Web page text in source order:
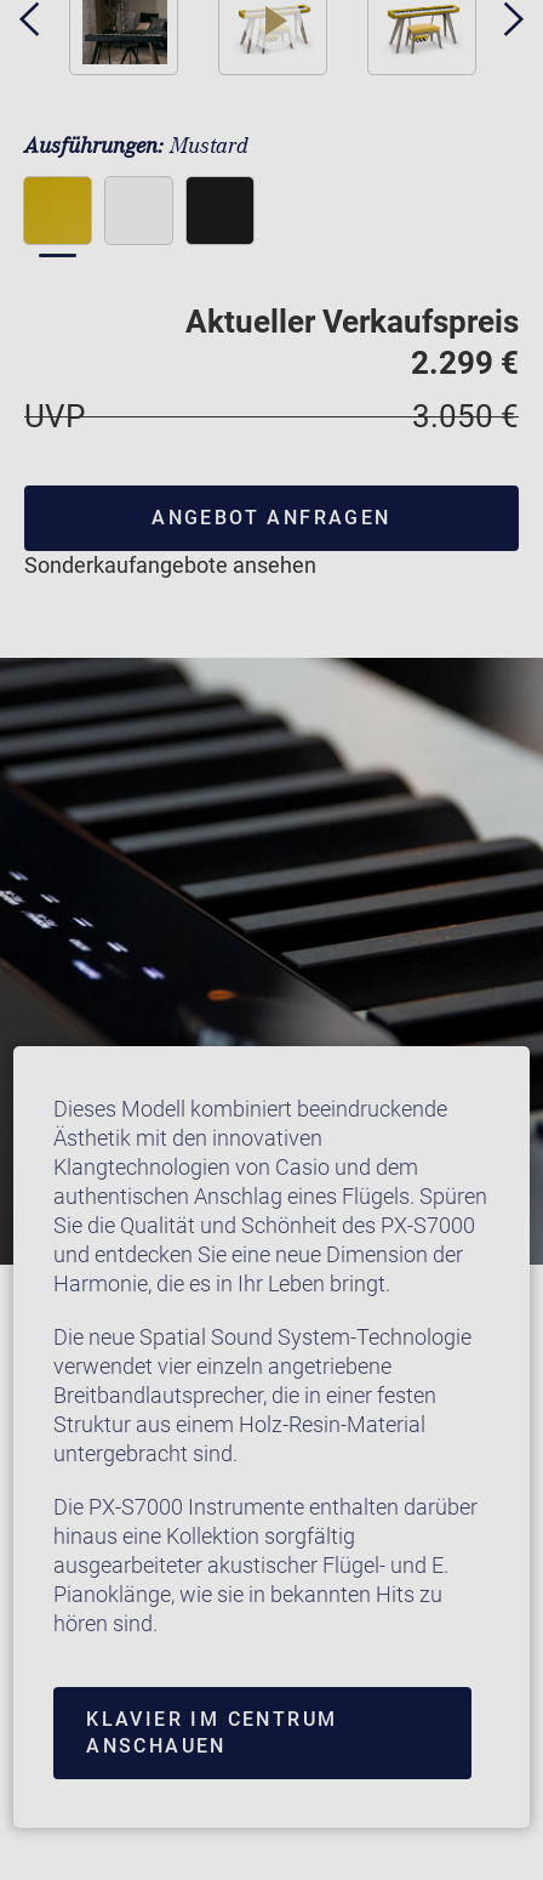
play
Ausführungen:Mustard
Aktueller Verkaufspreis
2.299 €
UVP
3.050 €
ANGEBOT ANFRAGEN
Sonderkaufangebote ansehen
Dieses Modell kombiniert beeindruckende
Ästhetik mit den innovativen
Klangtechnologien von Casio und dem
authentischen Anschlag eines Flügels. Spüren
Sie die Qualität und Schönheit des PX-S7000
und entdecken Sie eine neue Dimension der
Harmonie, die es in Ihr Leben bringt.
Die neue Spatial Sound System-Technologie
verwendet vier einzeln angetriebene
Breitbandlautsprecher, die in einer festen
Struktur aus einem Holz-Resin-Material
untergebracht sind.
Die PX-S7000 Instrumente enthalten darüber
hinaus eine Kollektion sorgfältig
ausgearbeiteter akustischer Flügel- und E.
Pianoklänge, wie sie in bekannten Hits zu
hören sind.
KLAVIER IM CENTRUM
ANSCHAUEN